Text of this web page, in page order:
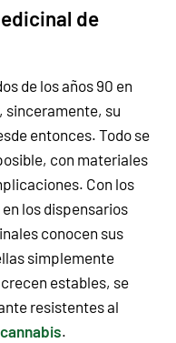
de
de los años 90 en
sinceramente, su
entonces. Todo se
con materiales
Con los
los dispensarios
conocen sus
simplemente
estables, se
resistentes al
.